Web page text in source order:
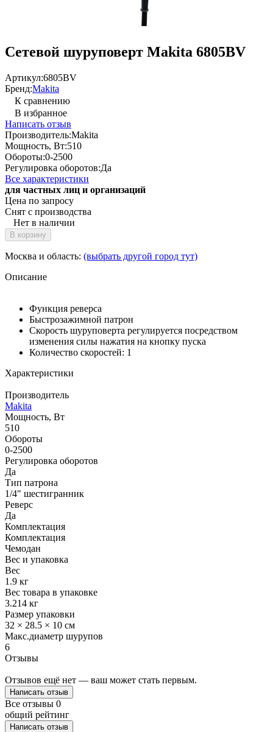
Сетевой шуруповерт Makita 6805BV
Артикул:6805BV
Бренд:Makita
К сравнению
В избранное
Написать отзыв
Производитель:Makita
Мощность, Вт:510
Обороты:0-2500
Регулировка оборотов:Да
Все характеристики
для частных лиц и организаций
Цена по запросу
Снят с производства
Нет в наличии
В корзину
Москва и область: (выбрать другой город тут)
Описание
Функция реверса
Быстрозажимной патрон
Скорость шуруповерта регулируется посредством
изменения силы нажатия на кнопку пуска
Количество скоростей: 1
Характеристики
Производитель
Makita
Мощность, Вт
510
Обороты
0-2500
Регулировка оборотов
Да
Тип патрона
1/4" шестигранник
Реверс
Да
Комплектация
Комплектация
Чемодан
Вес и упаковка
Вес
1.9 кг
Вес товара в упаковке
3.214 кг
Размер упаковки
32 × 28.5 × 10 см
Макс.диаметр шурупов
6
Отзывы
Отзывов ещё нет — ваш может стать первым.
Написать отзыв
Все отзывы 0
общий рейтинг
Написать отзыв